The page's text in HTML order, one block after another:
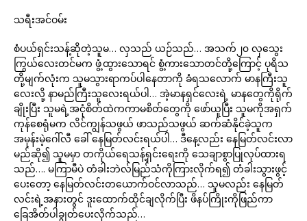
သရီးအင်ဝမ်း
စံပယ်ရှင်းသန့်ဆိုတဲ့သူမ… လှသည် ယဉ်သည်… အသက်၂၀ လှသွေး
ကြွယ်လေးတင်မက ဖွံ့ထွားသောရင် စွံ့ကားသောတင်တို့ကြောင့် ပုရိသ
တို့မျက်လုံးက သူမသွားရာကပ်ပါနေတာကို ခံရသလောက် မာနကြီးသူ
လေးလို့ နာမည်ကြီးသူလေးရယ်ပါ… အဲ့မာနရှင်လေးရဲ့ မာနတွေကိုရိုက်
ချိုးပြီး သူမရဲ့အငုံစိတ်ထဲကကာမစိတ်တွေကို ဖော်ယူပြီး သူမကိုအရှက်
ကုန်စေရုံမက လိင်ကျွန်သဖွယ် ဖာသည်သဖွယ် ဆက်ဆံနိုင်ခဲ့သူက
အမုန်းမဲ့ဂေါ်လီ ခေါ် နေမြတ်လင်းရယ်ပါ… ဒီနေ့လည်း နေမြတ်လင်းလာ
မည်ဆို၍ သူမမှာ တကိုယ်ရေသန့်ရှင်းရေးကို သေချာစွာပြုလုပ်ထားရ
သည်…. မကြာမီပဲ တံခါးဘဲလ်မြည်သံကိုကြားလိုက်ရ၍ တံခါးသွားဖွင့်
ပေးတော့ နေမြတ်လင်းတယောက်ဝင်လာသည်… သူမလည်း နေမြတ်
လင်းရဲ့အနားတွင် ဒူးထောက်ထိုင်ချလိုက်ပြီး ဖိနပ်ကြိုးကိုဖြည်ကာ
ခြေအိတ်ပါချွတ်ပေးလိုက်သည်…